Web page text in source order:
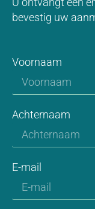
bevestig uw
Voornaam
Achternaam
E-mail